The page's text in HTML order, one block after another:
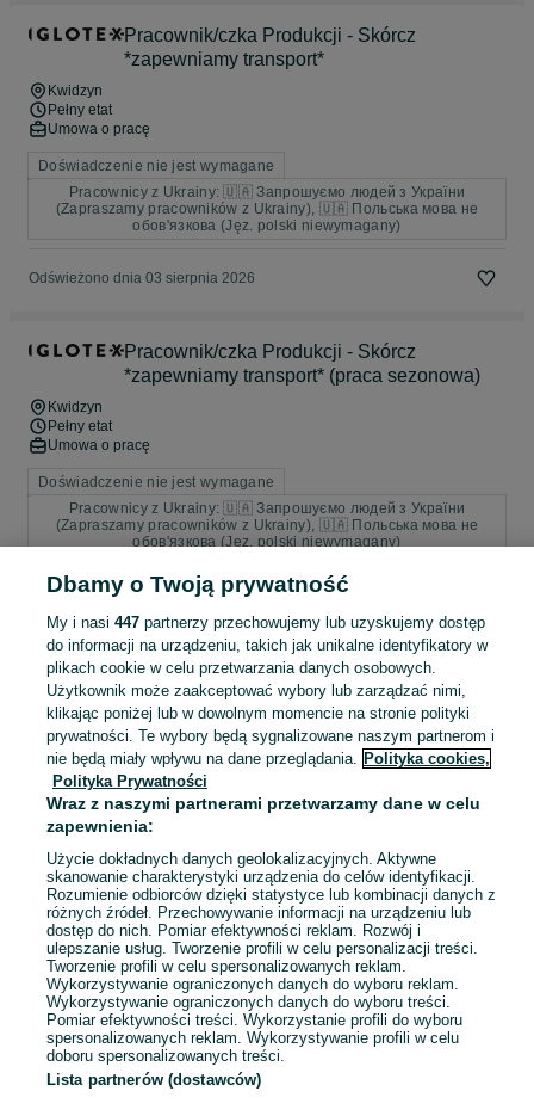
Pracownik/czka Produkcji - Skórcz
*zapewniamy transport*
Kwidzyn
Pełny etat
Umowa o pracę
Doświadczenie nie jest wymagane
Pracownicy z Ukrainy: 🇺🇦 Запрошуємо людей з України
(Zapraszamy pracowników z Ukrainy), 🇺🇦 Польська мова не
обов'язкова (Jęz. polski niewymagany)
Odświeżono dnia 03 sierpnia 2026
Pracownik/czka Produkcji - Skórcz
*zapewniamy transport* (praca sezonowa)
Kwidzyn
Pełny etat
Umowa o pracę
Doświadczenie nie jest wymagane
Pracownicy z Ukrainy: 🇺🇦 Запрошуємо людей з України
(Zapraszamy pracowników z Ukrainy), 🇺🇦 Польська мова не
обов'язкова (Jęz. polski niewymagany)
Odświeżono dnia 03 sierpnia 2026
Kierowca kat. B i/lub C (k/m) - Wrocław
Wrocław, Fabryczna
Pełny etat
Umowa o pracę
Doświadczenie nie jest wymagane
Zasięg transportu: Tylko krajowy
Pracownicy z Ukrainy: 🇺🇦 Запрошуємо людей з України
Odświeżono dnia 03 sierpnia 2026
1 2
Dbamy o Twoją prywatność
My i nasi 447partnerzy przechowujemy lub uzyskujemy dostęp
do informacji na urządzeniu, takich jak unikalne identyfikatory w
plikach cookie w celu przetwarzania danych osobowych.
Użytkownik może zaakceptować wybory lub zarządzać nimi,
klikając poniżej lub w dowolnym momencie na stronie polityki
prywatności. Te wybory będą sygnalizowane naszym partnerom i
nie będą miały wpływu na dane przeglądania. Polityka cookies,
Polityka Prywatności
Wraz z naszymi partnerami przetwarzamy dane w celu
zapewnienia:
Użycie dokładnych danych geolokalizacyjnych. Aktywne
skanowanie charakterystyki urządzenia do celów identyfikacji.
Rozumienie odbiorców dzięki statystyce lub kombinacji danych z
różnych źródeł. Przechowywanie informacji na urządzeniu lub
dostęp do nich. Pomiar efektywności reklam. Rozwój i
ulepszanie usług. Tworzenie profili w celu personalizacji treści.
Tworzenie profili w celu spersonalizowanych reklam.
Wykorzystywanie ograniczonych danych do wyboru reklam.
Wykorzystywanie ograniczonych danych do wyboru treści.
Pomiar efektywności treści. Wykorzystanie profili do wyboru
spersonalizowanych reklam. Wykorzystywanie profili w celu
doboru spersonalizowanych treści.
Lista partnerów (dostawców)